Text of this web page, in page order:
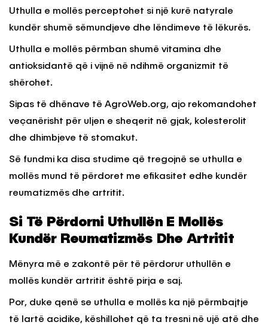
Uthulla e mollës perceptohet si një kurë natyrale
kundër shumë sëmundjeve dhe lëndimeve të lëkurës.
Uthulla e mollës përmban shumë vitamina dhe
antioksidantë që i vijnë në ndihmë organizmit të
shërohet.
Sipas të dhënave të AgroWeb.org, ajo rekomandohet
veçanërisht për uljen e sheqerit në gjak, kolesterolit
dhe dhimbjeve të stomakut.
Së fundmi ka disa studime që tregojnë se uthulla e
mollës mund të përdoret me efikasitet edhe kundër
reumatizmës dhe artritit.
Si Të Përdorni Uthullën E Mollës
Kundër Reumatizmës Dhe Artritit
Mënyra më e zakontë për të përdorur uthullën e
mollës kundër artritit është pirja e saj.
Por, duke qenë se uthulla e mollës ka një përmbajtje
të lartë acidike, këshillohet që ta tresni në ujë atë dhe